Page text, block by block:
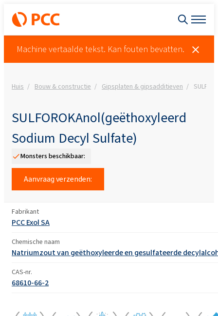
Machine vertaalde tekst. Kan fouten bevatten.
Huis Bouw & constructie Gipsplaten & gipsadditieven
SULFOROKAnol(geëthoxyleerd
Sodium Decyl Sulfate)
Monsters beschikbaar:
Aanvraag verzenden:
Fabrikant
PCC Exol SA
Chemische naam
Natriumzout van geëthoxyleerde en gesulfateerde
CAS-nr.
68610-66-2